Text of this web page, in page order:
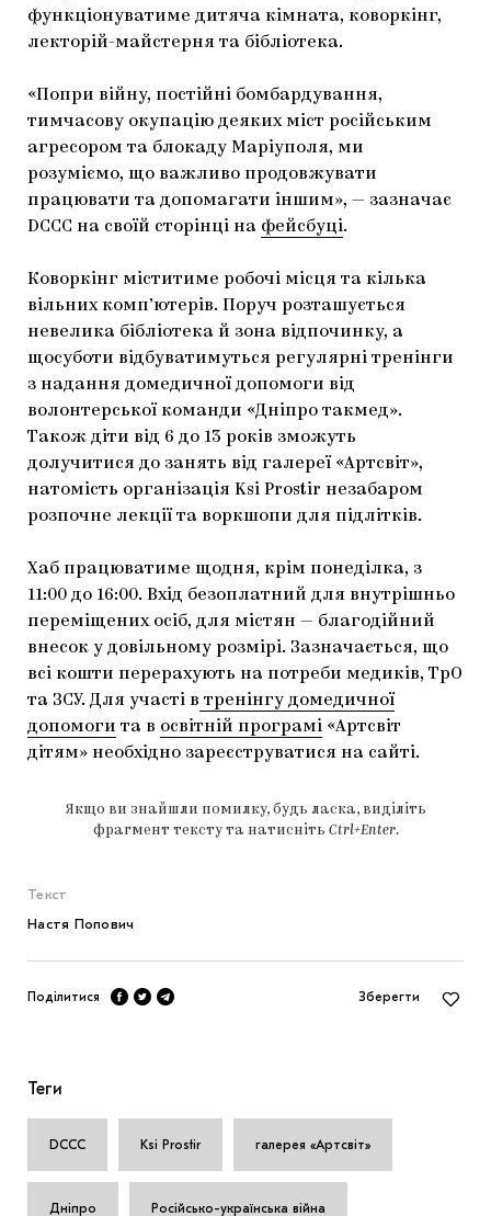
функціонуватиме дитяча кімната, коворкінг,
лекторій-майстерня та бібліотека.
«Попри війну, постійні бомбардування,
тимчасову окупацію деяких міст російським
агресором та блокаду Маріуполя, ми
розуміємо, що важливо продовжувати
працювати та допомагати іншим», — зазначає
DCCC на своїй сторінці на фейсбуці.
Коворкінг міститиме робочі місця та кілька
вільних комп’ютерів. Поруч розташується
невелика бібліотека й зона відпочинку, а
щосуботи відбуватимуться регулярні тренінги
з надання домедичної допомоги від
волонтерської команди «Дніпро такмед».
Також діти від 6 до 13 років зможуть
долучитися до занять від галереї «Артсвіт»,
натомість організація Ksi Prostir незабаром
розпочне лекції та воркшопи для підлітків.
Хаб працюватиме щодня, крім понеділка, з
11:00 до 16:00. Вхід безоплатний для внутрішньо
переміщених осіб, для містян — благодійний
внесок у довільному розмірі. Зазначається, що
всі кошти перерахують на потреби медиків, ТрО
та ЗСУ. Для участі в тренінгу домедичної
допомоги та в освітній програмі «Артсвіт
дітям» необхідно зареєструватися на сайті.
Якщо ви знайшли помилку, будь ласка, виділіть
фрагмент тексту та натисніть Ctrl+Enter.
Текст
Настя Попович
Поділитися Зберегти
Теги
DCCC Ksi Prostir галерея «Артсвіт»
Дніпро Російсько-українська війна